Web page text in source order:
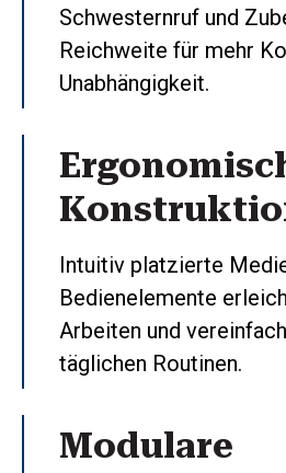
Schwesternruf und
Reichweite für mehr
Unabhängigkeit.
Intuitiv platzierte
Bedienelemente
Arbeiten und
täglichen Routinen.
Modulare